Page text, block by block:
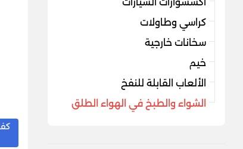
كراسي وطاولات
سخانات خارجية
خيم
الألعاب القابلة للنفخ
الشواء والطبخ في الهواء الطلق